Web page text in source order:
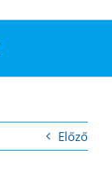
Előző